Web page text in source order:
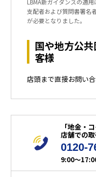
LBMA新ガイダンスの適
支配者および質問書署名
が必要となりました。
国や地方公
客様
店頭まで直接お問い合
「地金・
店舗での
0120-
9:00～